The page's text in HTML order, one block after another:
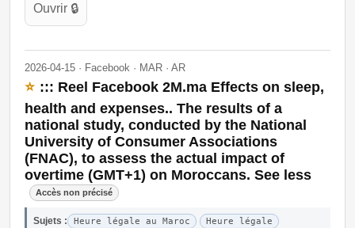
Ouvrir 🔒
2026-04-15 · Facebook · MAR · AR
⭐ ::: Reel Facebook 2M.ma Effects on sleep,
health and expenses.. The results of a
national study, conducted by the National
University of Consumer Associations
(FNAC), to assess the actual impact of
overtime (GMT+1) on Moroccans. See less
Accès non précisé
Sujets : Heure légale au Maroc Heure légale